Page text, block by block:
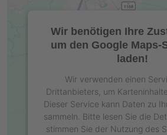
Wir benötigen Ihre
um den Google Maps-
laden!
Wir verwenden einen
Drittanbieters, um
Dieser Service kann Daten zu
sammeln. Bitte lesen Sie die
stimmen Sie der Nutzung des